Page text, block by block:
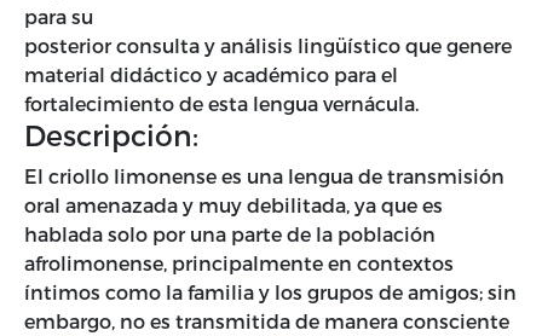
para su
posterior consulta y análisis lingüístico que genere
material didáctico y académico para el
fortalecimiento de esta lengua vernácula.
Descripción:
El criollo limonense es una lengua de transmisión
oral amenazada y muy debilitada, ya que es
hablada solo por una parte de la población
afrolimonense, principalmente en contextos
íntimos como la familia y los grupos de amigos; sin
embargo, no es transmitida de manera consciente